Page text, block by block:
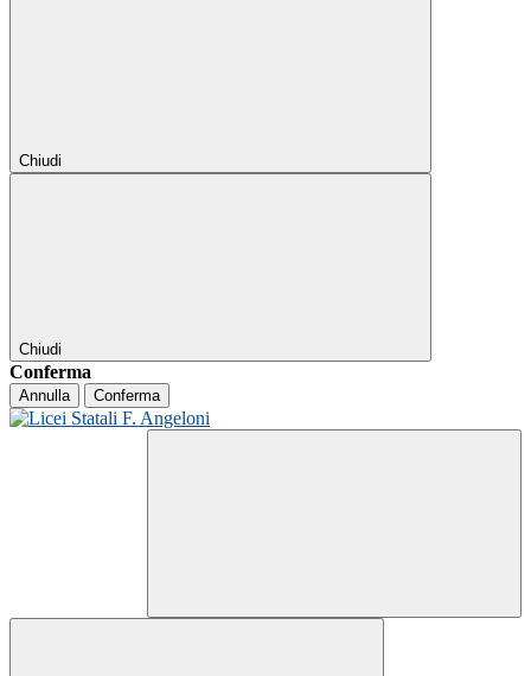
Chiudi
Chiudi
Conferma
Annulla Conferma